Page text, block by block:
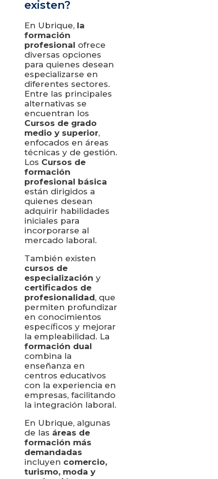
existen?
En Ubrique, la
formación
profesional ofrece
diversas opciones
para quienes desean
especializarse en
diferentes sectores.
Entre las principales
alternativas se
encuentran los
Cursos de grado
medio y superior,
enfocados en áreas
técnicas y de gestión.
Los Cursos de
formación
profesional básica
están dirigidos a
quienes desean
adquirir habilidades
iniciales para
incorporarse al
mercado laboral.
También existen
cursos de
especialización y
certificados de
profesionalidad, que
permiten profundizar
en conocimientos
específicos y mejorar
la empleabilidad. La
formación dual
combina la
enseñanza en
centros educativos
con la experiencia en
empresas, facilitando
la integración laboral.
En Ubrique, algunas
de las áreas de
formación más
demandadas
incluyen comercio,
turismo, moda y